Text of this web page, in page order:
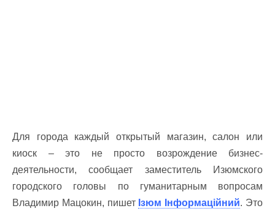
Для города каждый открытый магазин, салон или
киоск – это не просто возрождение бизнес-
деятельности, сообщает заместитель Изюмского
городского головы по гуманитарным вопросам
Владимир Мацокин, пишет Ізюм Інформаційний. Это